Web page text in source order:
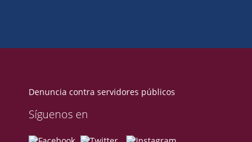
Denuncia contra servidores públicos
Síguenos en